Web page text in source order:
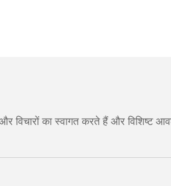
विचारों का स्वागत करते हैं और विशिष्ट